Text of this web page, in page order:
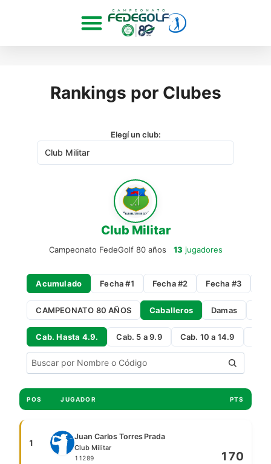
Rankings por Clubes
Elegí un club:
Club Militar
Campeonato FedeGolf 80 años 13 jugadores
Acumulado Fecha #1 Fecha #2 Fecha #3
CAMPEONATO 80 AÑOS Caballeros Damas
Cab. Hasta 4.9. Cab. 5 a 9.9 Cab. 10 a 14.9
POS JUGADOR PTS
1
Juan Carlos Torres Prada
Club Militar
11289 170